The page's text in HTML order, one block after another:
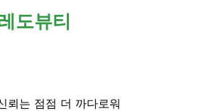
도뷰티
뢰는 점점 더 까다로워